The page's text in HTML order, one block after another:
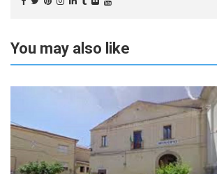
You may also like